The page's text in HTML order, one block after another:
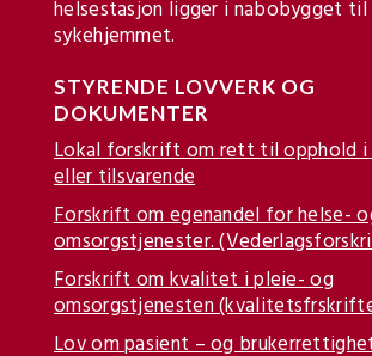
helsestasjon ligger i nabobygget til
sykehjemmet.
STYRENDE LOVVERK OG
DOKUMENTER
Lokal forskrift om rett til opphold i
eller tilsvarende
Forskrift om egenandel for helse-
omsorgstjenester.
Forskrift om kvalitet i pleie- og
omsorgstjenesten
Lov om pasient – og